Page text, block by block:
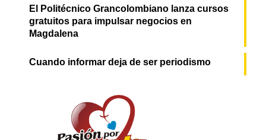
El Politécnico Grancolombiano lanza cursos
gratuitos para impulsar negocios en
Magdalena
Cuando informar deja de ser periodismo